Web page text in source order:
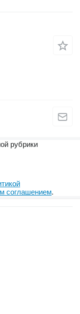
рубрики
соглашением.